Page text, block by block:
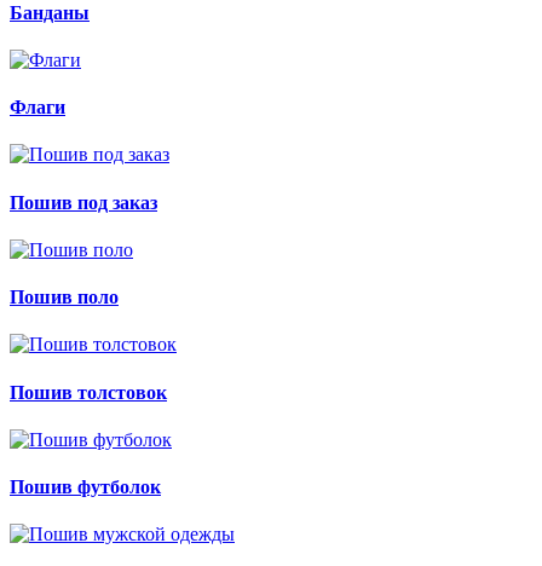
Банданы
Флаги
Пошив под заказ
Пошив поло
Пошив толстовок
Пошив футболок